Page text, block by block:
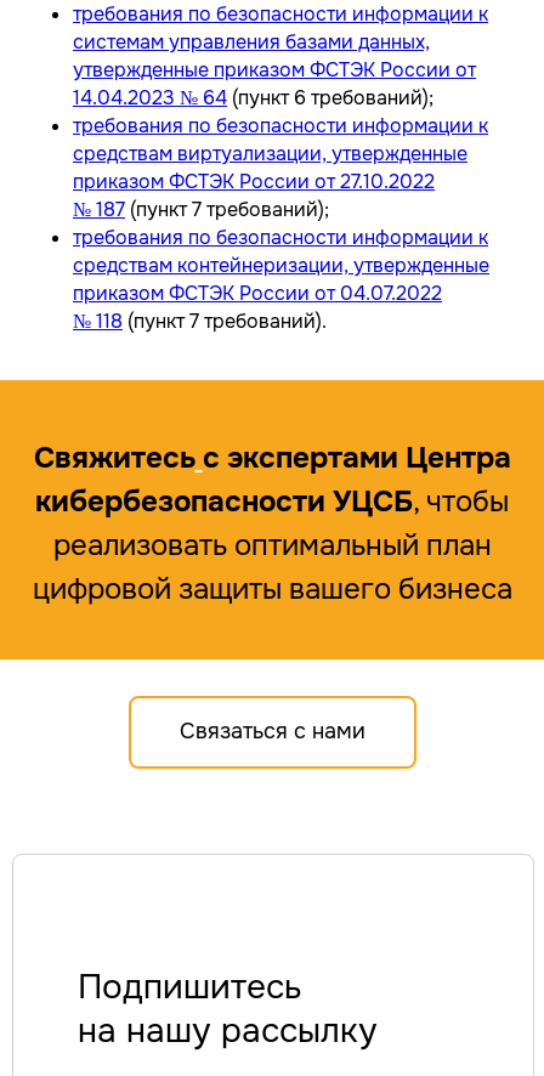
требования по безопасности информации к
системам управления базами данных,
утвержденные приказом ФСТЭК России от
14.04.2023 № 64 (пункт 6 требований);
требования по безопасности информации к
средствам виртуализации, утвержденные
приказом ФСТЭК России от 27.10.2022
№ 187 (пункт 7 требований);
требования по безопасности информации к
средствам контейнеризации, утвержденные
приказом ФСТЭК России от 04.07.2022
№ 118 (пункт 7 требований).
Свяжитесь с экспертами Центра
кибербезопасности УЦСБ, чтобы
реализовать оптимальный план
цифровой защиты вашего бизнеса
Связаться с нами
Подпишитесь
на нашу рассылку
ИИ в кибербезопасности
Защита персональных данных
Построение SOC
Анализ защищенности